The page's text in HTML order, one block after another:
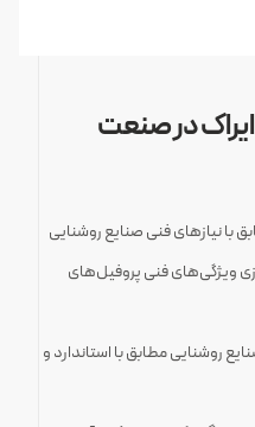
در صنعت
با نیازهای فنی صنایع روشنایی
ویژگی‌های فنی پروفیل‌های
روشنایی مطابق با استاندارد و